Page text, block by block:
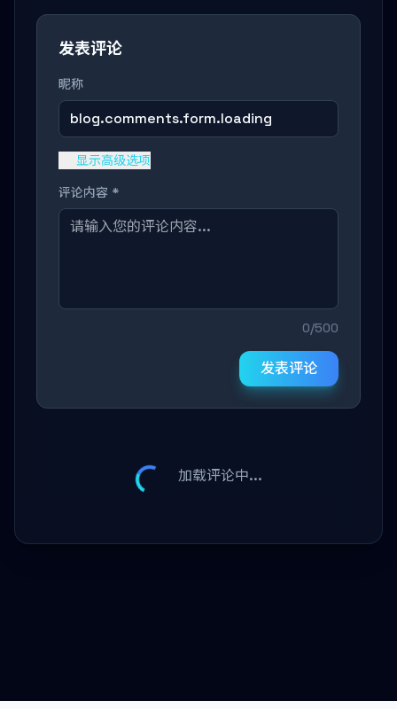
发表评论
昵称
blog.comments.form.loading
显示高级选项
评论内容 *
0/500
发表评论
加载评论中...